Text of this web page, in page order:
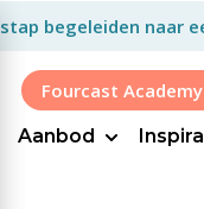
begeleiden naar
Fourcast Academy
Aanbod Show